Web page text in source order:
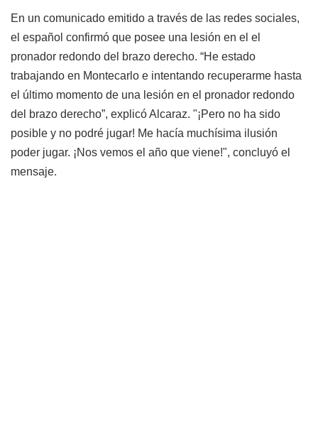
En un comunicado emitido a través de las redes sociales,
el español confirmó que posee una lesión en el el
pronador redondo del brazo derecho. “He estado
trabajando en Montecarlo e intentando recuperarme hasta
el último momento de una lesión en el pronador redondo
del brazo derecho”, explicó Alcaraz. "¡Pero no ha sido
posible y no podré jugar! Me hacía muchísima ilusión
poder jugar. ¡Nos vemos el año que viene!", concluyó el
mensaje.